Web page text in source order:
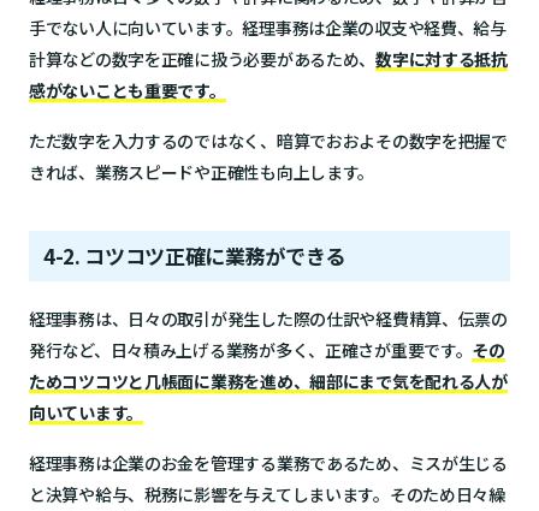
手でない人に向いています。経理事務は企業の収支や経費、給与
計算などの数字を正確に扱う必要があるため、数字に対する抵抗
感がないことも重要です。
ただ数字を入力するのではなく、暗算でおおよその数字を把握で
きれば、業務スピードや正確性も向上します。
4-2. コツコツ正確に業務ができる
経理事務は、日々の取引が発生した際の仕訳や経費精算、伝票の
発行など、日々積み上げる業務が多く、正確さが重要です。 その
ためコツコツと几帳面に業務を進め、細部にまで気を配れる人が
向いています。
経理事務は企業のお金を管理する業務であるため、ミスが生じる
と決算や給与、税務に影響を与えてしまいます。そのため日々繰